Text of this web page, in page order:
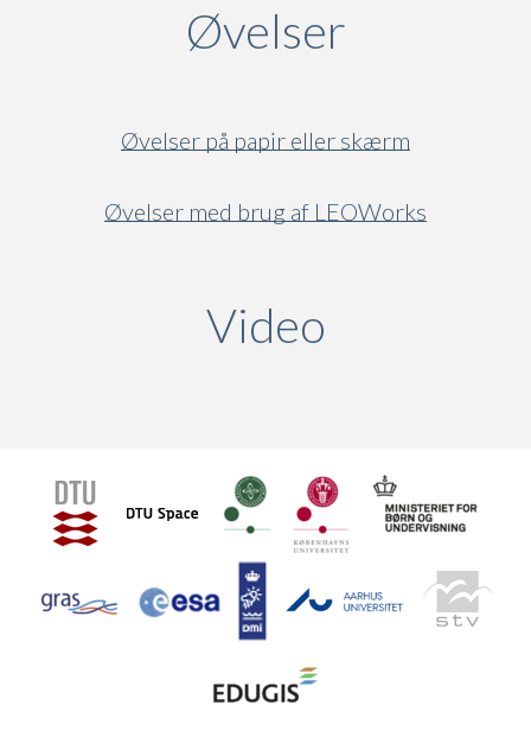
Øvelser
Øvelser på papir eller skærm
Øvelser med brug af LEOWorks
Video